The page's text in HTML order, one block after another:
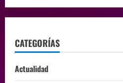
CATEGORÍAS
Actualidad